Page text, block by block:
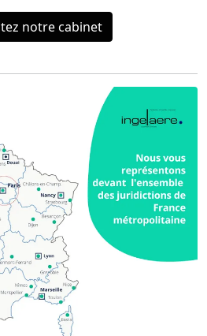
notre cabinet